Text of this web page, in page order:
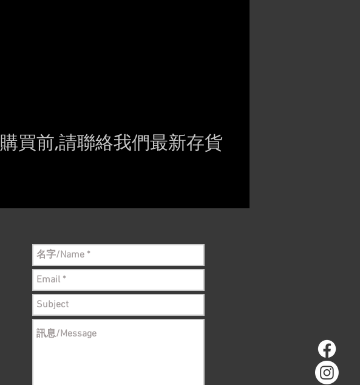
購買前,請聯絡我們最新存貨